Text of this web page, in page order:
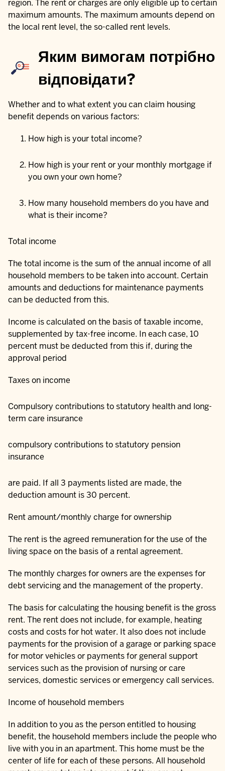
region. The rent or charges are only eligible up to certain
maximum amounts. The maximum amounts depend on
the local rent level, the so-called rent levels.
Яким вимогам потрібно
відповідати?
Whether and to what extent you can claim housing
benefit depends on various factors:
How high is your total income?
How high is your rent or your monthly mortgage if
you own your own home?
How many household members do you have and
what is their income?
Total income
The total income is the sum of the annual income of all
household members to be taken into account. Certain
amounts and deductions for maintenance payments
can be deducted from this.
Income is calculated on the basis of taxable income,
supplemented by tax-free income. In each case, 10
percent must be deducted from this if, during the
approval period
Taxes on income
Compulsory contributions to statutory health and long-
term care insurance
compulsory contributions to statutory pension
insurance
are paid. If all 3 payments listed are made, the
deduction amount is 30 percent.
Rent amount/monthly charge for ownership
The rent is the agreed remuneration for the use of the
living space on the basis of a rental agreement.
The monthly charges for owners are the expenses for
debt servicing and the management of the property.
The basis for calculating the housing benefit is the gross
rent. The rent does not include, for example, heating
costs and costs for hot water. It also does not include
payments for the provision of a garage or parking space
for motor vehicles or payments for general support
services such as the provision of nursing or care
services, domestic services or emergency call services.
Income of household members
In addition to you as the person entitled to housing
benefit, the household members include the people who
live with you in an apartment. This home must be the
center of life for each of these persons. All household